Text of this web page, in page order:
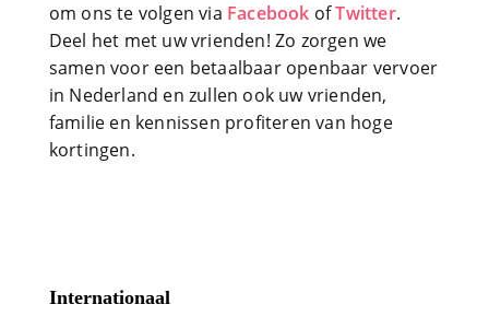
om ons te volgen via Facebook ofTwitter.
Deel het met uw vrienden! Zo zorgen we
samen voor een betaalbaar openbaar vervoer
in Nederland en zullen ook uw vrienden,
familie en kennissen profiteren van hoge
kortingen.
Internationaal